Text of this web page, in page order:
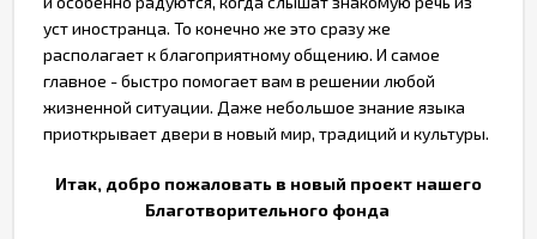
уст иностранца. То конечно же это сразу же
располагает к благоприятному общению. И самое
главное - быстро помогает вам в решении любой
жизненной ситуации. Даже небольшое знание языка
приоткрывает двери в новый мир, традиций и культуры.
Итак, добро пожаловать в новый проект нашего
Благотворительного фонда